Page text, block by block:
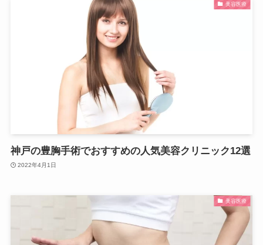
美容医療
神戸の豊胸手術でおすすめの人気美容クリニック12選
2022年4月1日
美容医療